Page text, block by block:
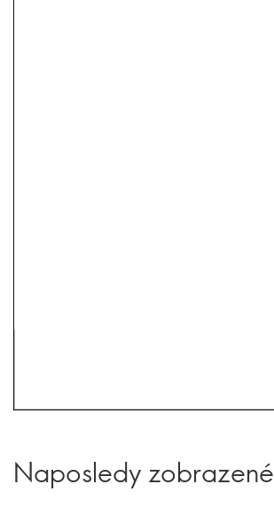
Naposledy zobrazené